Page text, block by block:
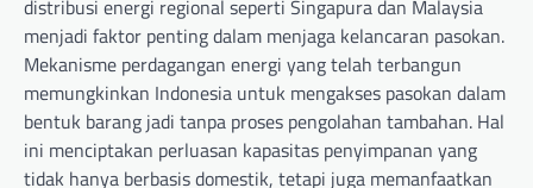
distribusi energi regional seperti Singapura dan Malaysia
menjadi faktor penting dalam menjaga kelancaran pasokan.
Mekanisme perdagangan energi yang telah terbangun
memungkinkan Indonesia untuk mengakses pasokan dalam
bentuk barang jadi tanpa proses pengolahan tambahan. Hal
ini menciptakan perluasan kapasitas penyimpanan yang
tidak hanya berbasis domestik, tetapi juga memanfaatkan